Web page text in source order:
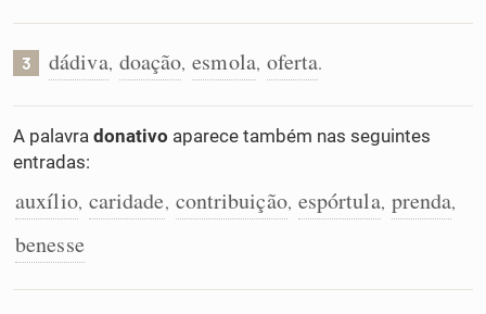
Conexões
Caça-palavras
Dicionário
3 dádiva, doação, esmola, oferta.
A palavra donativo aparece também nas seguintes
entradas:
auxílio, caridade, contribuição, espórtula, prenda,
benesse